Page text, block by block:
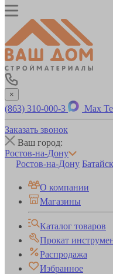
×
(863) 310-000-3 Max
Заказать звонок
Ваш город:
Ростов-на-Дону
Ростов-на-Дону Батайск
О компании
Магазины
Каталог товаров
Прокат
Распродажа
Избранное